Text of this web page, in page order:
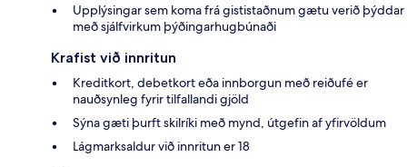
Upplýsingar sem koma frá gististaðnum gætu verið þýddar
með sjálfvirkum þýðingarhugbúnaði
Krafist við innritun
Kreditkort, debetkort eða innborgun með reiðufé er
nauðsynleg fyrir tilfallandi gjöld
Sýna gæti þurft skilríki með mynd, útgefin af yfirvöldum
Lágmarksaldur við innritun er 18